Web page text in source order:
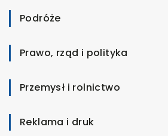
Podróże
Prawo, rząd i polityka
Przemysł i rolnictwo
Reklama i druk